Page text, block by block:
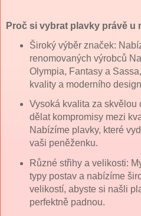
Proč si vybrat plavky právě u
Široký výběr značek:
renomovaných výrobců
Olympia, Fantasy a
kvality a moderního
Vysoká kvalita za skvělou
dělat kompromisy mezi
Nabízíme plavky, které
vaši peněženku.
Různé střihy a velikosti:
typy postav a nabízíme
velikostí, abyste si našli
perfektně padnou.